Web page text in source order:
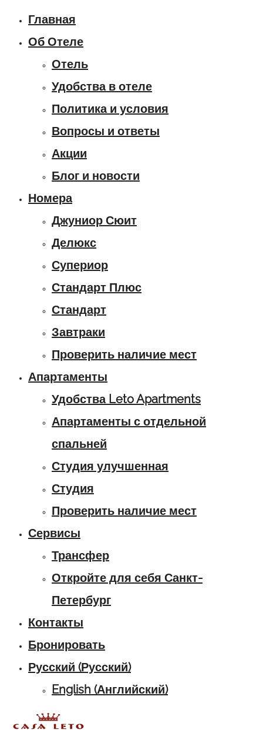
Главная
Об Отеле
Отель
Удобства в отеле
Политика и условия
Вопросы и ответы
Акции
Блог и новости
Номера
Джуниор Сюит
Делюкс
Супериор
Стандарт Плюс
Стандарт
Завтраки
Проверить наличие мест
Апартаменты
Удобства Leto Apartments
Апартаменты с отдельной
спальней
Студия улучшенная
Студия
Проверить наличие мест
Сервисы
Трансфер
Откройте для себя Санкт-
Петербург
Контакты
Бронировать
Русский (Русский)
English (Английский)